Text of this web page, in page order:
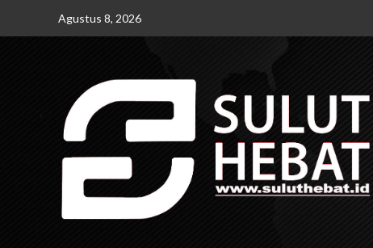
Agustus 8, 2026